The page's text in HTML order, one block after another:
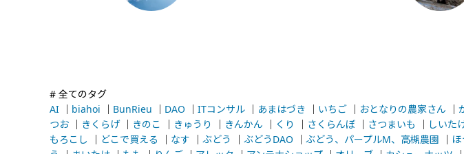
# 全てのタグ
AI ｜ biahoi ｜ BunRieu ｜ DAO ｜ ITコンサル ｜ あまはづき ｜ いちご ｜ おとなりの農家さん ｜
つお ｜ きくらげ｜ きのこ ｜ きゅうり ｜ きんかん ｜ くり ｜ さくらんぼ ｜ さつまいも ｜ しいた
もろこし
｜ どこで買える ｜ なす ｜ ぶどう ｜ ぶどうDAO ｜ ぶどう、パープルM、高槻農園 ｜